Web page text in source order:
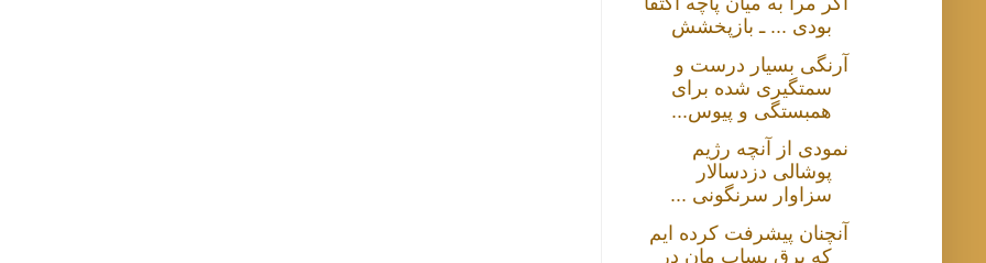
بودی ... ـ بازپخشش
آرنگی بسیار درست و
سمتگیری شده برای
همبستگی و پیوس...
نمودی از آنچه رژیم
پوشالی دزدسالار
سزاوار سرنگونی ...
آنچنان پیشرفت کرده ایم
که برق پساب مان در